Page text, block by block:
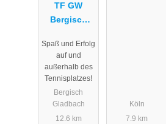
TF GW
Bergisch
e.V.
Spaß und Erfolg
auf und
außerhalb des
Tennisplatzes!
Bergisch
Gladbach
12.6 km
Köln
7.9 km